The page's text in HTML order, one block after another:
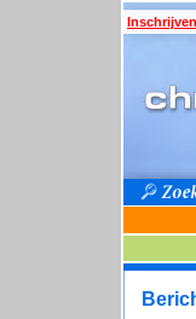
Inschrijven